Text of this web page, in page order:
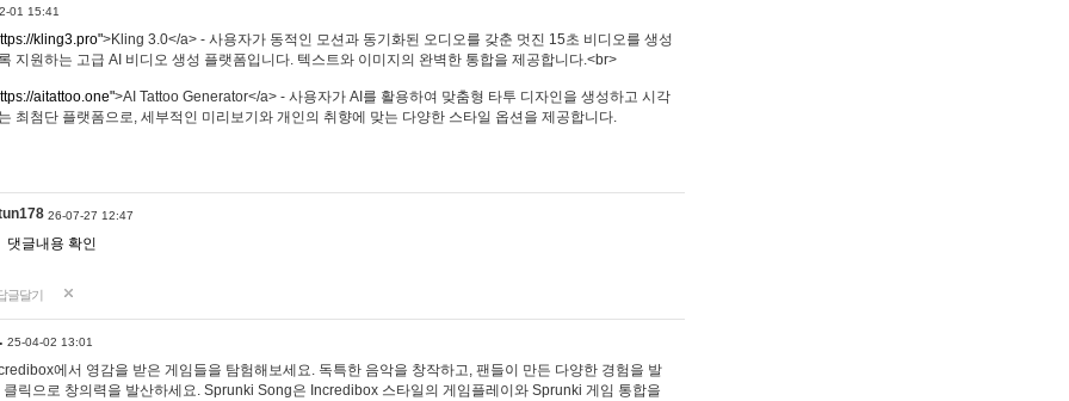
01 15:41
kling3.pro">Kling 3.0</a> - 사용자가 동적인 모션과 동기화된 오디오를 갖춘 멋진 15초 비디오를 생성
지원하는 고급 AI 비디오 생성 플랫폼입니다. 텍스트와 이미지의 완벽한 통합을 제공합니다.<br>
aitattoo.one">AI Tattoo Generator</a> - 사용자가 AI를 활용하여 맞춤형 타투 디자인을 생성하고 시각
최첨단 플랫폼으로, 세부적인 미리보기와 개인의 취향에 맞는 다양한 스타일 옵션을 제공합니다.
26-07-27 12:47
댓글내용 확인
글달기
25-04-02 13:01
에서 영감을 받은 게임들을 탐험해보세요. 독특한 음악을 창작하고, 팬들이 만든 다양한 경험을 발
클릭으로 창의력을 발산하세요. Sprunki Song은 Incredibox 스타일의 게임플레이와 Sprunki 게임 통합을